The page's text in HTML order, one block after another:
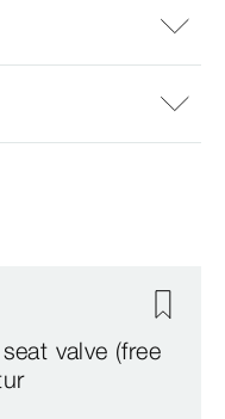
valve (free